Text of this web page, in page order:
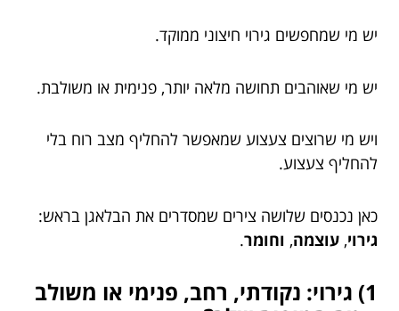
יש מי שמחפשים גירוי חיצוני ממוקד.
יש מי שאוהבים תחושה מלאה יותר, פנימית או משולבת.
ויש מי שרוצים צעצוע שמאפשר להחליף מצב רוח בלי
להחליף צעצוע.
כאן נכנסים שלושה צירים שמסדרים את הבלאגן בראש:
גירוי, עוצמה, וחומר.
1) גירוי: נקודתי, רחב, פנימי או משולב